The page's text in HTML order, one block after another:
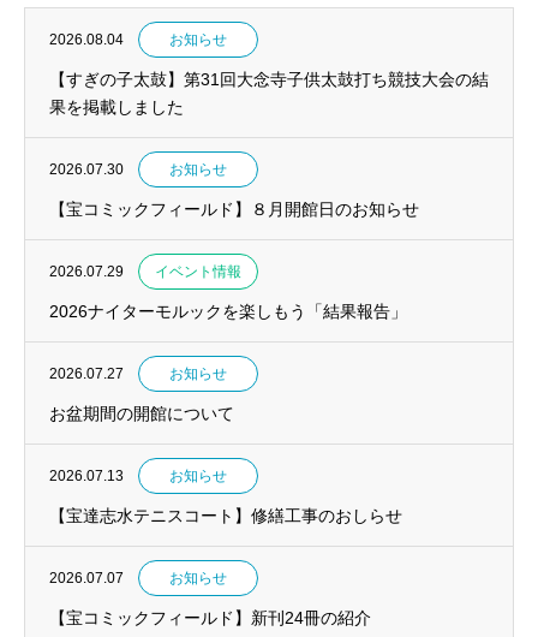
2026.08.04 お知らせ
【すぎの子太鼓】第31回大念寺子供太鼓打ち競技大会の結
果を掲載しました
2026.07.30 お知らせ
【宝コミックフィールド】８月開館日のお知らせ
2026.07.29 イベント情報
2026ナイターモルックを楽しもう「結果報告」
2026.07.27 お知らせ
お盆期間の開館について
2026.07.13 お知らせ
【宝達志水テニスコート】修繕工事のおしらせ
2026.07.07 お知らせ
【宝コミックフィールド】新刊24冊の紹介